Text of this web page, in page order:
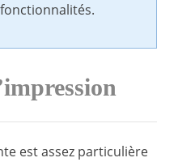
est assez particulière